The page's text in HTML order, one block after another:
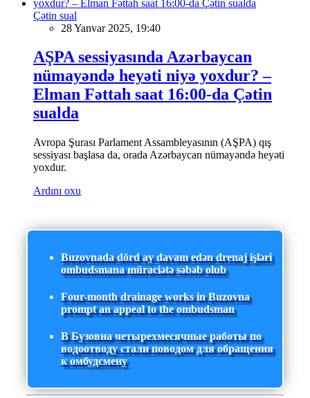
Çətin sual
28 Yanvar 2025, 19:40
AŞPA sessiyasında Azərbaycan
nümayəndə heyəti niyə yoxdur? –
Elman Fəttah saat 16:00-da Çətin
sualda
Avropa Şurası Parlament Assambleyasının (AŞPA) qış
sessiyası başlasa da, orada Azərbaycan nümayəndə heyəti
yoxdur.
Ardını oxu
Buzovnada dörd ay davam edən drenaj işləri
ombudsmana müraciətə səbəb olub
Four-month drainage works in Buzovna
prompt an appeal to the ombudsman
В Бузовна четырехмесячные работы по
водоотводу стали поводом для обращения
к омбудсмену